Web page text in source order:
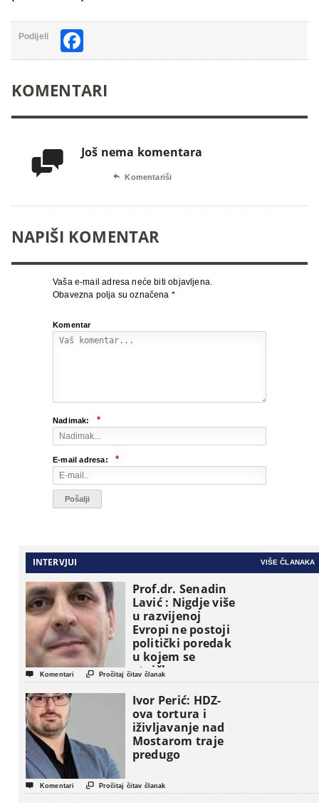
Podijeli
KOMENTARI
 Još nema komentara
 Komentariši
NAPIŠI KOMENTAR
Vaša e-mail adresa neće biti objavljena.
Obavezna polja su označena *
Komentar
Nadimak: *
E-mail adresa: *
INTERVJUI VIŠE ČLANAKA
Prof.dr. Senadin
Lavić : Nigdje više
u razvijenoj
Evropi ne postoji
politički poredak
u kojem se
etničke grupe
pojavljuju kao
osnovne
političke jedinice
 Komentari  Pročitaj čitav članak
Ivor Perić: HDZ-
ova tortura i
iživljavanje nad
Mostarom traje
predugo
 Komentari  Pročitaj čitav članak